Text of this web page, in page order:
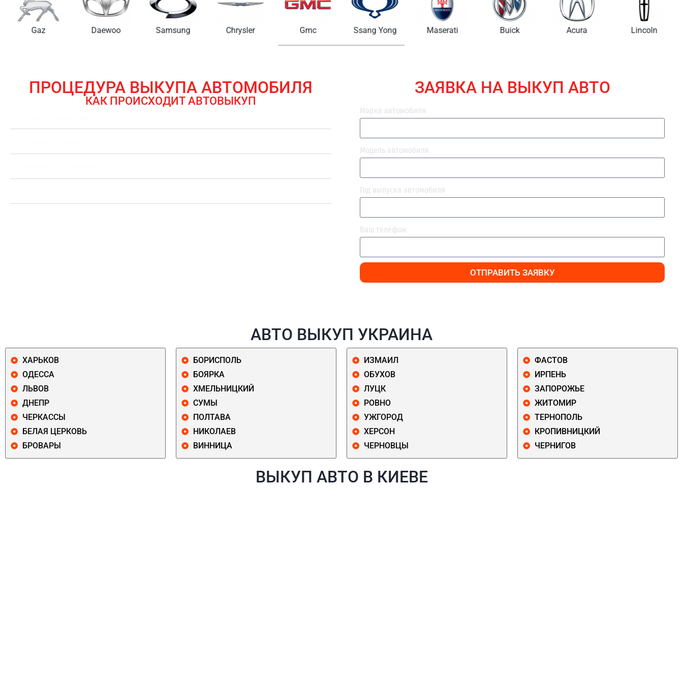
Gaz Daewoo Samsung Chrysler Gmc Ssang Yong Maserati Buick Acura Lincoln
ПРОЦЕДУРА ВЫКУПА АВТОМОБИЛЯ
КАК ПРОИСХОДИТ АВТОВЫКУП
ЗАЯВКА НА ВЫКУП АВТО
Марка автомобиля
Модель автомобиля
Год выпуска автомобиля
Ваш телефон
ОТПРАВИТЬ ЗАЯВКУ
АВТО ВЫКУП УКРАИНА
ХАРЬКОВ
ОДЕССА
ЛЬВОВ
ДНЕПР
ЧЕРКАССЫ
БЕЛАЯ ЦЕРКОВЬ
БРОВАРЫ
БОРИСПОЛЬ
БОЯРКА
ХМЕЛЬНИЦКИЙ
СУМЫ
ПОЛТАВА
НИКОЛАЕВ
ВИННИЦА
ИЗМАИЛ
ОБУХОВ
ЛУЦК
РОВНО
УЖГОРОД
ХЕРСОН
ЧЕРНОВЦЫ
ФАСТОВ
ИРПЕНЬ
ЗАПОРОЖЬЕ
ЖИТОМИР
ТЕРНОПОЛЬ
КРОПИВНИЦКИЙ
ЧЕРНИГОВ
ВЫКУП АВТО В КИЕВЕ